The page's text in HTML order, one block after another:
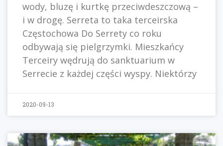
wody, bluzę i kurtkę przeciwdeszczową –
i w drogę. Serreta to taka terceirska
Częstochowa Do Serrety co roku
odbywają się pielgrzymki. Mieszkańcy
Terceiry wędrują do sanktuarium w
Serrecie z każdej części wyspy. Niektórzy
2020-09-13